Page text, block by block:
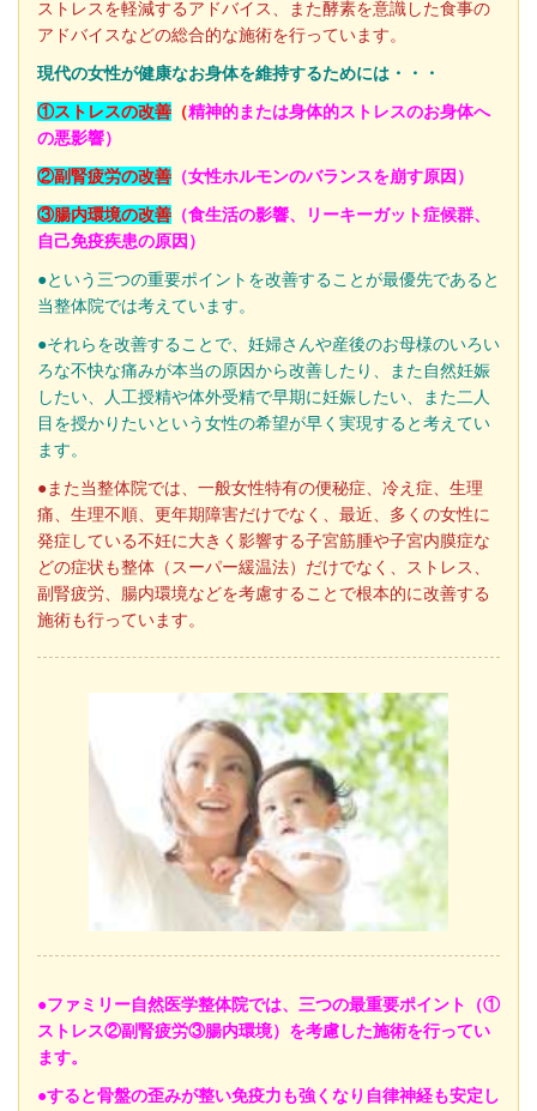
ストレスを軽減するアドバイス、また酵素を意識した食事の
アドバイスなどの総合的な施術を行っています。
現代の女性が健康なお身体を維持するためには・・・
①ストレスの改善 （精神的または身体的ストレスのお身体へ
の悪影響）
②副腎疲労の改善 （女性ホルモンのバランスを崩す原因）
③腸内環境の改善 （食生活の影響、リーキーガット症候群、
自己免疫疾患の原因）
●という三つの重要ポイントを改善することが最優先であると
当整体院では考えています。
●それらを改善することで、 妊婦さんや産後のお母様のいろい
ろな不快な痛みが本当の原因から改善したり、また自然妊娠
したい、人工授精や体外受精で早期に妊娠したい、また二人
目を授かりたいという女性の希望が早く実現すると考えてい
ます。
●また当整体院では、一般女性特有の便秘症、冷え症、生理
痛、生理不順、更年期障害だけでなく、最近、多くの女性に
発症している不妊に大きく影響する子宮筋腫や子宮内膜症な
どの症状も整体（スーパー緩温法）だけでなく、ストレス、
副腎疲労、腸内環境などを考慮することで根本的に改善する
施術も行っています。
●ファミリー自然医学整体院では、三つの最重要ポイント（①
ストレス②副腎疲労③腸内環境）を考慮した施術を行ってい
ます。
●すると骨盤の歪みが整い免疫力も強くなり自律神経も安定し